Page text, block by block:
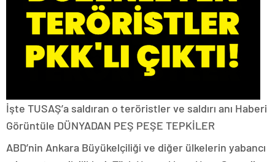
İşte TUSAŞ’a saldıran o teröristler ve saldırı anı Haberi
Görüntüle DÜNYADAN PEŞ PEŞE TEPKİLER
ABD’nin Ankara Büyükelçiliği ve diğer ülkelerin yabancı